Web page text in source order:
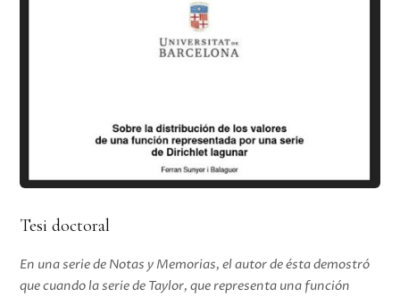
Tesi doctoral
En una serie de Notas y Memorias, el autor de ésta demostró
que cuando la serie de Taylor, que representa una función